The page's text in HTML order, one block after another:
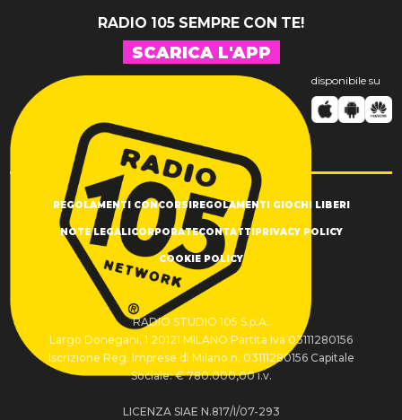
RADIO 105 SEMPRE CON TE!
SCARICA L'APP
disponibile su
REGOLAMENTI CONCORSIREGOLAMENTI GIOCHI LIBERI
NOTE LEGALICORPORATECONTATTIPRIVACY POLICY
COOKIE POLICY
RADIO STUDIO 105 S.p.A.
Largo Donegani, 1 20121 MILANO Partita Iva 03111280156
Iscrizione Reg. Imprese di Milano n. 03111280156 Capitale
Sociale: € 780.000,00 i.v.
LICENZA SIAE N.817/I/07-293